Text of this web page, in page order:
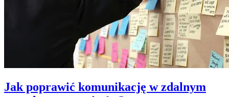
Jak poprawić komunikację w zdalnym